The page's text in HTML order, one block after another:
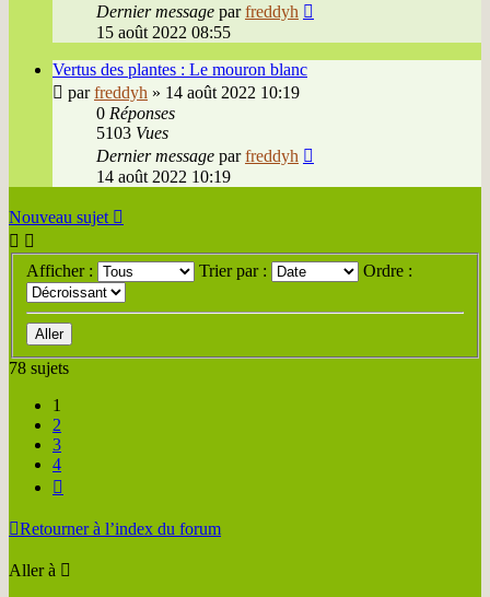
Dernier message parfreddyh
15 août 2022 08:55
Vertus des plantes : Le mouron blanc
parfreddyh » 14 août 2022 10:19
0 Réponses
5103 Vues
Dernier message parfreddyh
14 août 2022 10:19
Nouveau sujet
Afficher : Trier par : Ordre :
78 sujets
1
2
3
4
Retourner à l’index du forum
Aller à